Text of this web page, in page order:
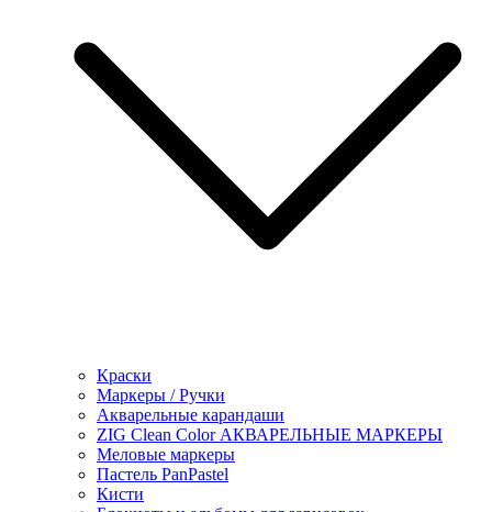
Краски
Маркеры / Ручки
Акварельные карандаши
ZIG Clean Color АКВАРЕЛЬНЫЕ МАРКЕРЫ
Меловые маркеры
Пастель PanPastel
Кисти